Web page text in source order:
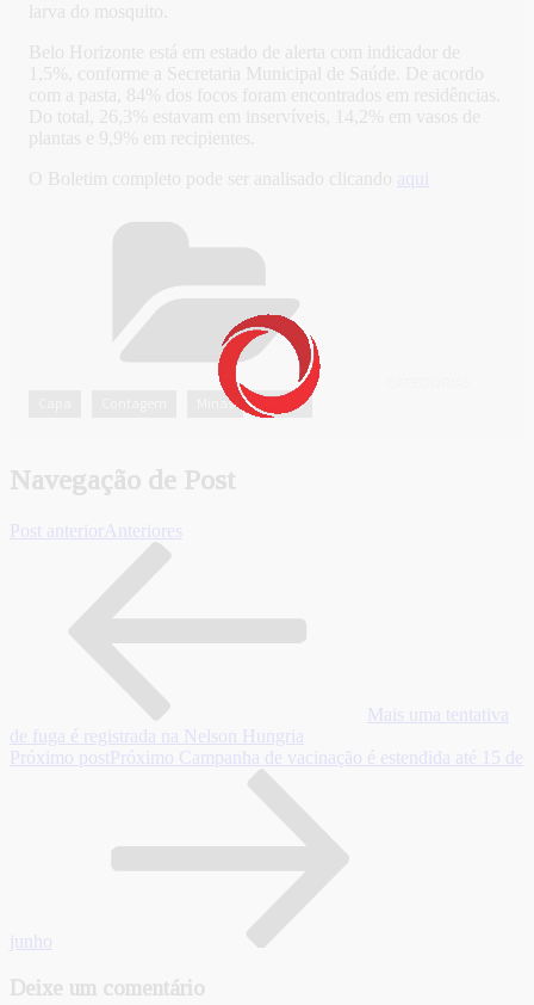
larva do mosquito.
Belo Horizonte está em estado de alerta com indicador de
1,5%, conforme a Secretaria Municipal de Saúde. De acordo
com a pasta, 84% dos focos foram encontrados em residências.
Do total, 26,3% estavam em inservíveis, 14,2% em vasos de
plantas e 9,9% em recipientes.
O Boletim completo pode ser analisado clicando aqui
Minas , Saúde
Navegação de Post
Post anterior Anteriores
Mais uma tentativa
de fuga é registrada na Nelson Hungria
Próximo post Próximo Campanha de vacinação é estendida até 15 de
junho
Deixe um comentário